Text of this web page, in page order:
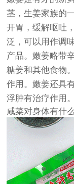
茎，生姜家族的
开胃，缓解呕吐
泛，可以用作调
产品。嫩姜略带
糖姜和其他食物
作用。嫩姜还具
浮肿有治疗作用。
咸菜对身体有什